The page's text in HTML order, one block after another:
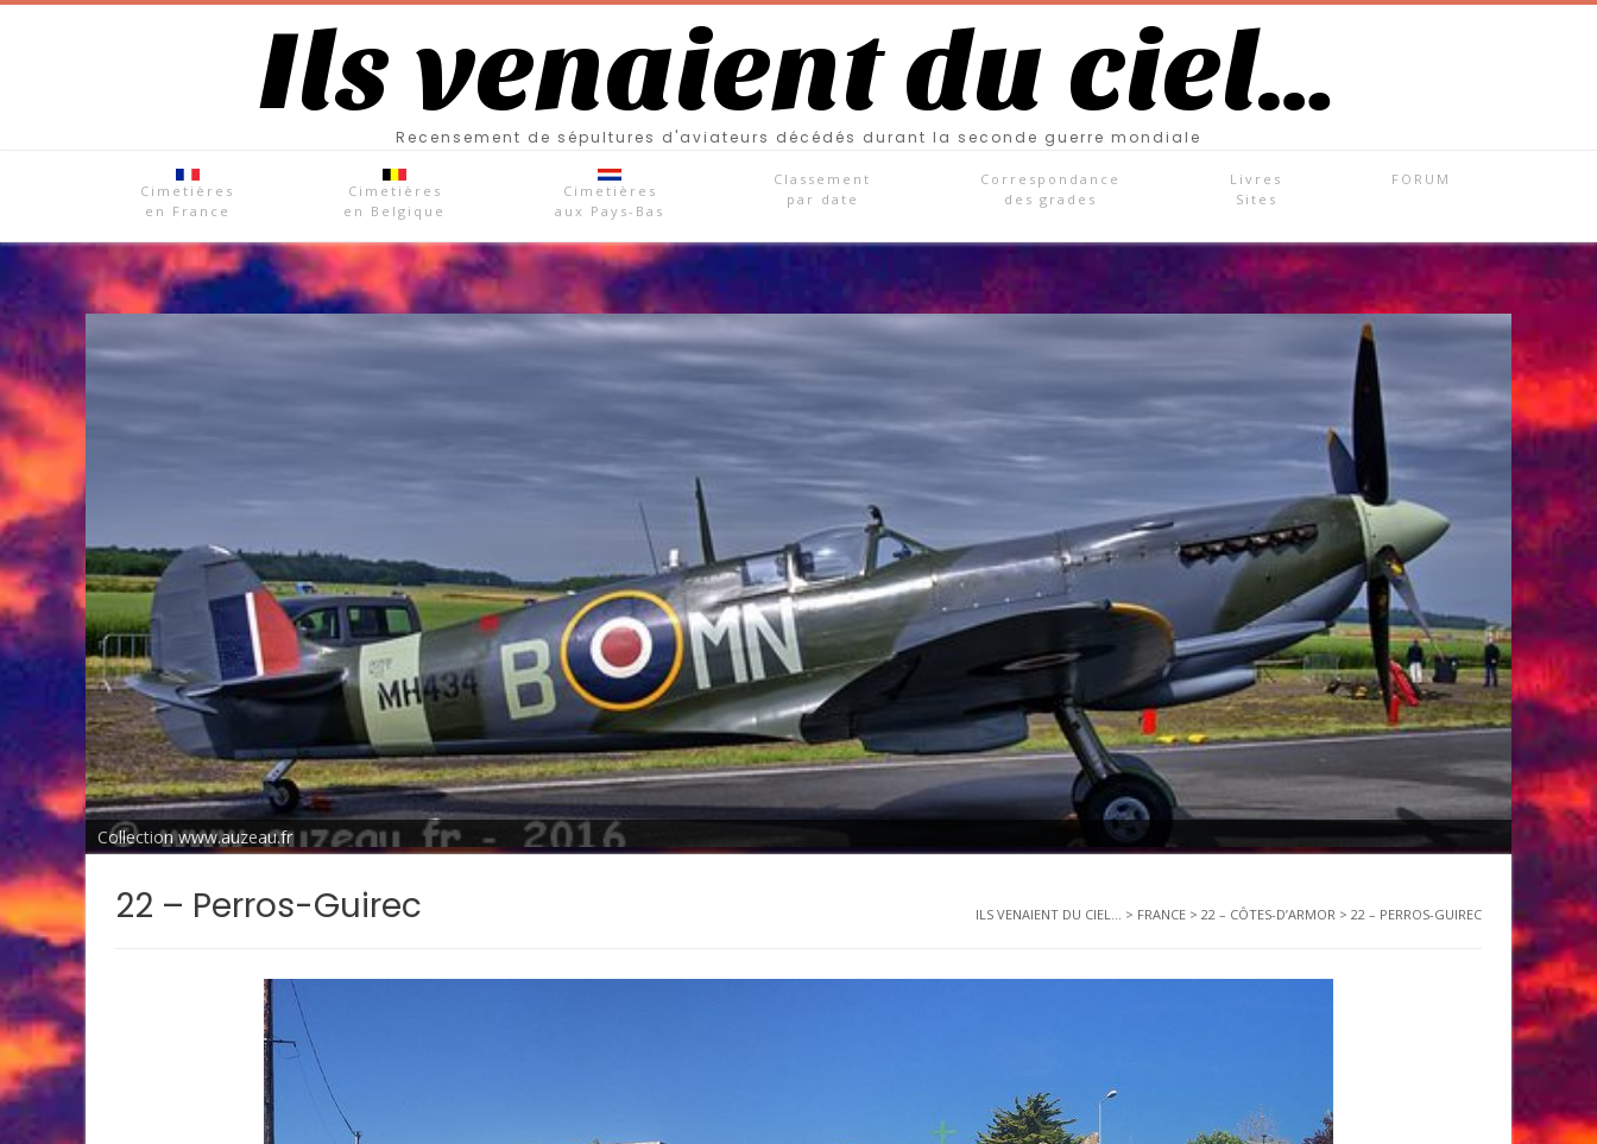
Ils venaient du ciel…
Recensement de sépultures d'aviateurs décédés durant la seconde guerre mondiale
Cimetières
en France
Cimetières
en Belgique
Cimetières
aux Pays-Bas
Classement
par date
Correspondance
des grades
Livres
Sites
FORUM
Collection www.auzeau.fr
22 – Perros-Guirec ILS VENAIENT DU CIEL... > FRANCE > 22 – CÔTES-D’ARMOR > 22 – PERROS-GUIREC